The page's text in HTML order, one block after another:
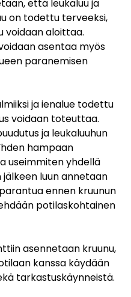
että leukaluu ja
on todettu terveeksi,
voidaan aloittaa.
asentaa myös
paranemisen
ja ienalue todettu
voidaan toteuttaa.
ja leukaluuhun
hampaan
useimmiten yhdellä
jälkeen luun annetaan
ennen kruunun
potilaskohtainen
asennetaan kruunu,
kanssa käydään
tarkastuskäynneistä.